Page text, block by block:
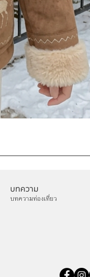
บทความ
บทความท่องเที่ยว